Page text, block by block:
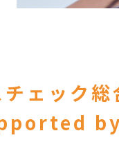
ェック